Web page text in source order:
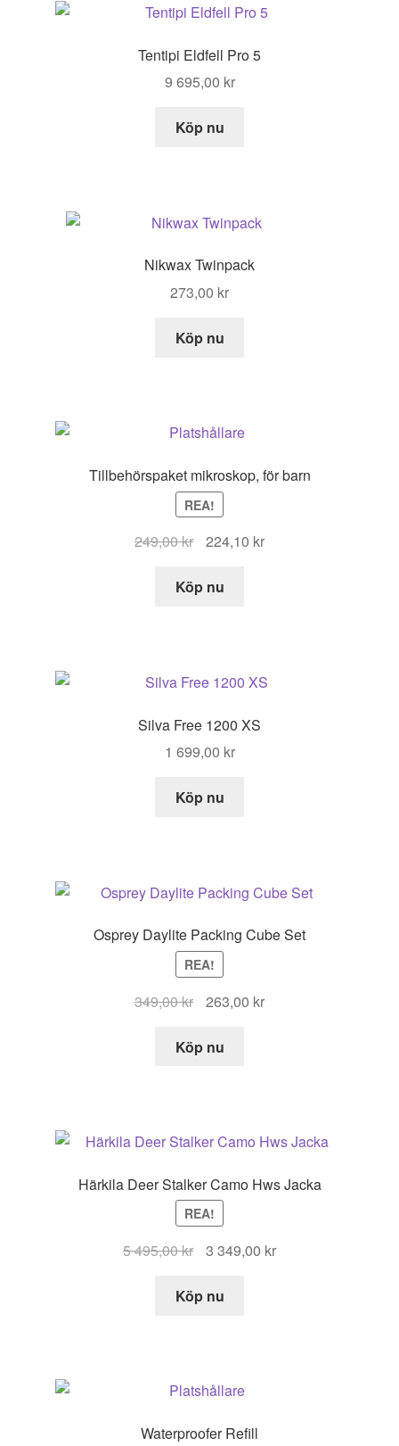
Tentipi Eldfell Pro 5
9 695,00 kr
Köp nu
Nikwax Twinpack
273,00 kr
Köp nu
Tillbehörspaket mikroskop, för barn
REA!
249,00kr
Det
priset
224,10 krDet
Köp nu
Silva Free 1200 XS
1 699,00 kr
Köp nu
Osprey Daylite Packing Cube Set
REA!
349,00kr
Det
priset
263,00 krDet
Köp nu
Härkila Deer Stalker Camo Hws Jacka
REA!
5 495,00kr
Det
priset
3 349,00 krDet
Köp nu
Waterproofer Refill